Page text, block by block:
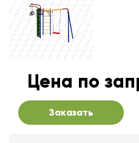
Цена по
Заказать